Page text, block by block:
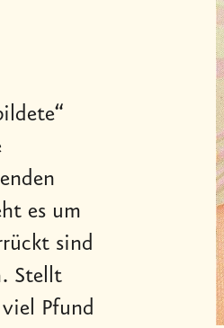
es um
sind
Stellt
Pfund